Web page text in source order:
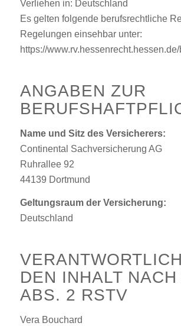
Verliehen in: Deutschland
Es gelten folgende berufsrechtliche
Regelungen einsehbar unter:
https://
ANGABEN ZUR
Name und Sitz des Versicherers:
Continental Sachversicherung AG
Ruhrallee 92
44139 Dortmund
Geltungsraum der Versicherung:
Deutschland
DEN INHALT
ABS. 2 RSTV
Vera Bouchard